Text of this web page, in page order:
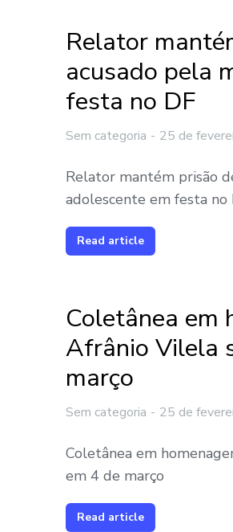
Relator
acusado pela
festa no DF
Sem categoria 25 de
Relator mantém prisão
adolescente em festa no
Read article
Coletânea em
Afrânio Vilela
março
Sem categoria 25 de
Coletânea em
em 4 de março
Read article